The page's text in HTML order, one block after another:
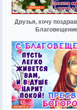
Друзья, хочу